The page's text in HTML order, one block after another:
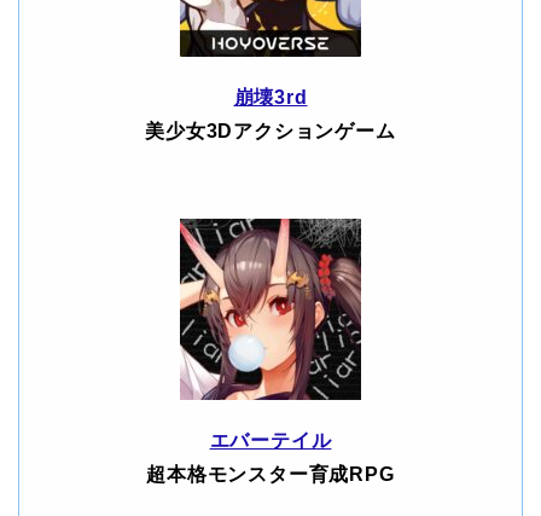
崩壊3rd
美少女3Dアクションゲーム
エバーテイル
超本格モンスター育成RPG